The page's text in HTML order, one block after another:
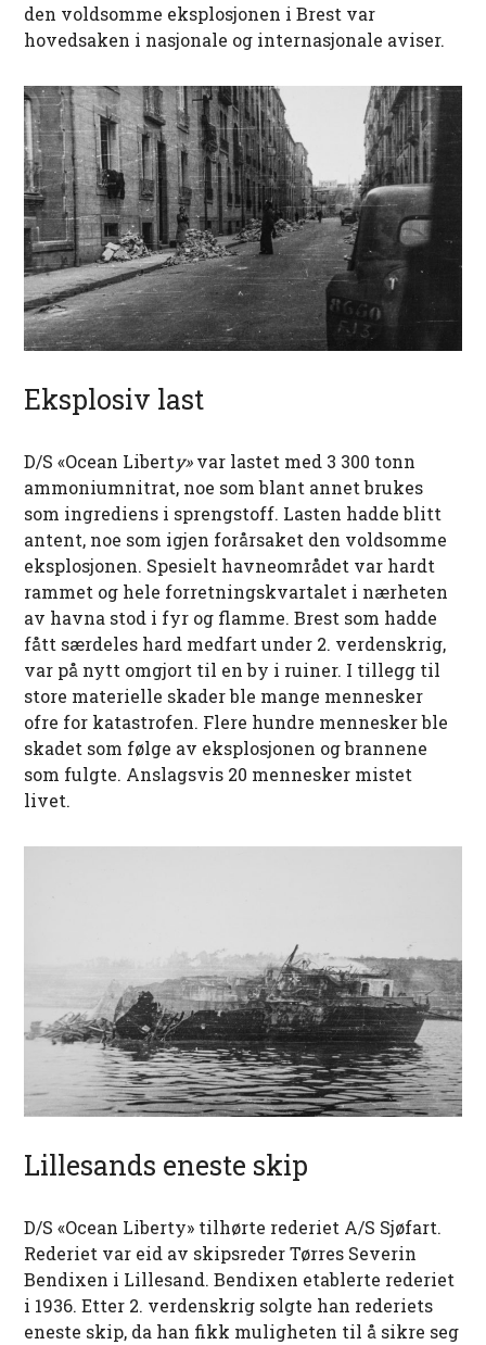
den voldsomme eksplosjonen i Brest var
hovedsaken i nasjonale og internasjonale aviser.
Eksplosiv last
D/S «Ocean Liberty»var lastet med 3 300 tonn
ammoniumnitrat, noe som blant annet brukes
som ingrediens i sprengstoff. Lasten hadde blitt
antent, noe som igjen forårsaket den voldsomme
eksplosjonen. Spesielt havneområdet var hardt
rammet og hele forretningskvartalet i nærheten
av havna stod i fyr og flamme. Brest som hadde
fått særdeles hard medfart under 2. verdenskrig,
var på nytt omgjort til en by i ruiner. I tillegg til
store materielle skader ble mange mennesker
ofre for katastrofen. Flere hundre mennesker ble
skadet som følge av eksplosjonen og brannene
som fulgte. Anslagsvis 20 mennesker mistet
livet.
Lillesands eneste skip
D/S «Ocean Liberty» tilhørte rederiet A/S Sjøfart.
Rederiet var eid av skipsreder Tørres Severin
Bendixen i Lillesand. Bendixen etablerte rederiet
i 1936. Etter 2. verdenskrig solgte han rederiets
eneste skip, da han fikk muligheten til å sikre seg